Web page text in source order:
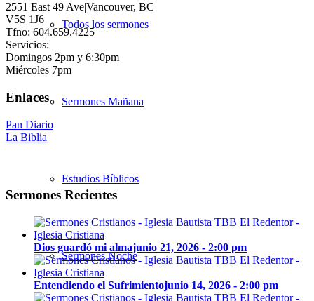
Todos los sermones
Sermones Mañana
Estudios Bíblicos
Sermones Noche
2551 East 49 Ave|Vancouver, BC
V5S 1J6
Tfno: 604.659.4225
Servicios:
Domingos 2pm y 6:30pm
Miércoles 7pm
Enlaces
Pan Diario
La Biblia
Sermones Recientes
Dios guardó mi almajunio 21, 2026 - 2:00 pm
Entendiendo el Sufrimientojunio 14, 2026 - 2:00 pm